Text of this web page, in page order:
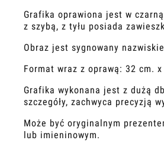
Grafika oprawiona jest w
z szybą, z tyłu posiada
Obraz jest sygnowany
Format wraz z oprawą: 32 cm. x
Grafika wykonana jest z dużą
szczegóły, zachwyca precyzją
Może być oryginalnym
lub imieninowym.